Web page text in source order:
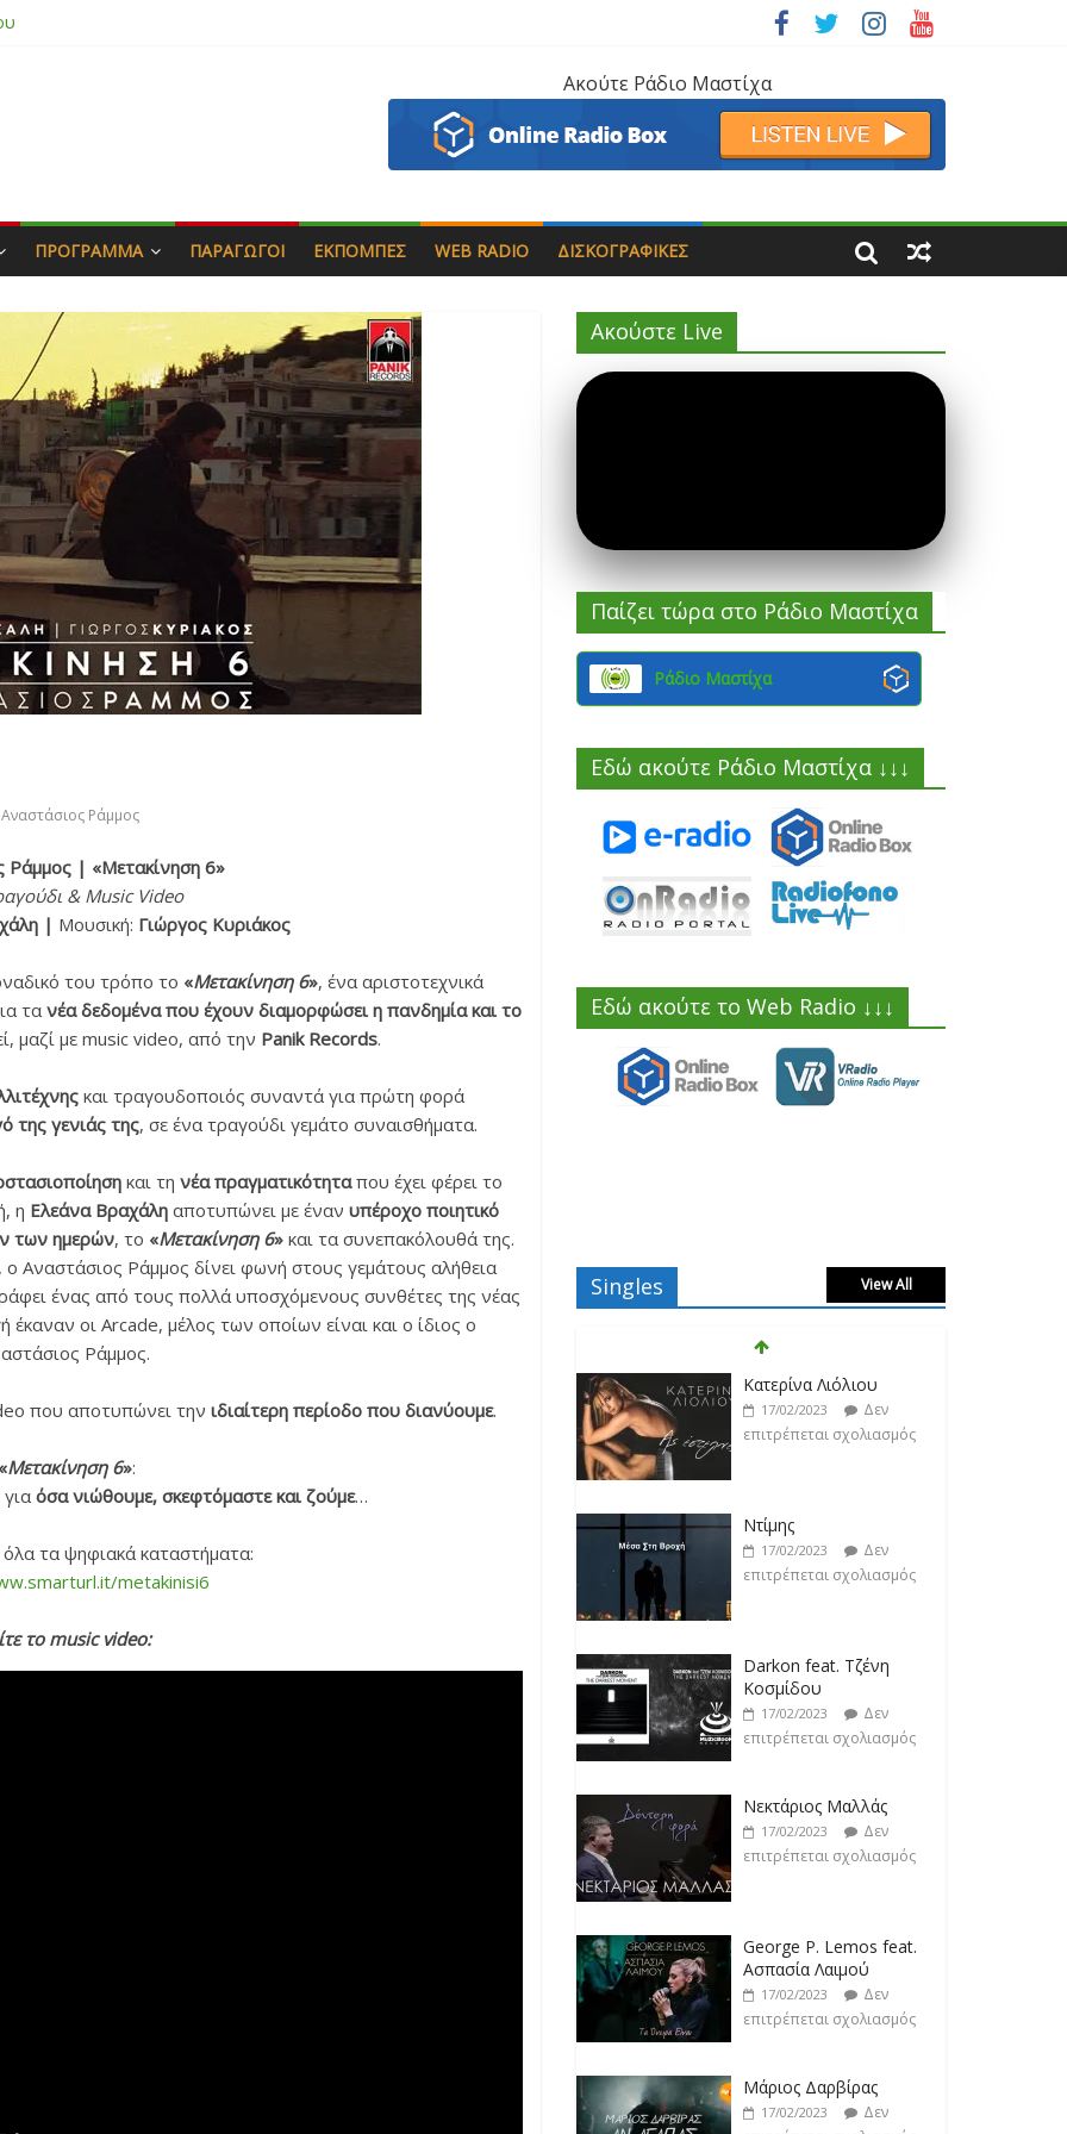
Ακούτε Ράδιο Μαστίχα
ΠΡΌΓΡΑΜΜΑ ΠΑΡΑΓΩΓΟΊ ΕΚΠΟΜΠΈΣ WEB RADIO ΔΙΣΚΟΓΡΑΦΙΚΈΣ
Αναστάσιος Ράμμος
Ράμμος | «Μετακίνηση 6»
& Music Video
| Μουσική: Γιώργος Κυριάκος
του τρόπο το «Μετακίνηση 6», ένα αριστοτεχνικά
τα νέα δεδομένα που έχουν διαμορφώσει η πανδημία και το
μαζί με music video, από την Panik Records.
και τραγουδοποιός συναντά για πρώτη φορά
της γενιάς της, σε ένα τραγούδι γεμάτο συναισθήματα.
και τη νέα πραγματικότηταπου έχει φέρει το
η Ελεάνα Βραχάληαποτυπώνει με έναν υπέροχο ποιητικό
των ημερών, το «Μετακίνηση 6» και τα συνεπακόλουθά της.
Αναστάσιος Ράμμος δίνει φωνή στους γεμάτους αλήθεια
ένας από τους πολλά υποσχόμενους συνθέτες της νέας
οι Arcade, μέλος των οποίων είναι και ο ίδιος ο
Ράμμος.
που αποτυπώνει την ιδιαίτερη περίοδο που διανύουμε.
Μετακίνηση 6»:
όσα νιώθουμε, σκεφτόμαστε και ζούμε…
τα ψηφιακά καταστήματα:
metakinisi6
το music video:
Ακούστε Live
Παίζει τώρα στο Ράδιο Μαστίχα
Ράδιο Μαστίχα
Εδώ ακούτε Ράδιο Μαστίχα ↓↓↓
Εδώ ακούτε το Web Radio ↓↓↓
Singles View All
Κατερίνα Λιόλιου
17/02/2023
Δεν
επιτρέπεται σχολιασμός
Ντίμης
17/02/2023
Δεν
επιτρέπεται σχολιασμός
Darkon feat. Τζένη
Κοσμίδου
17/02/2023
Δεν
επιτρέπεται σχολιασμός
Νεκτάριος Μαλλάς
17/02/2023
Δεν
επιτρέπεται σχολιασμός
George P. Lemos feat.
Ασπασία Λαιμού
17/02/2023
Δεν
επιτρέπεται σχολιασμός
Μάριος Δαρβίρας
17/02/2023
Δεν